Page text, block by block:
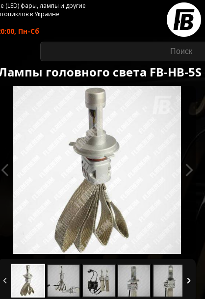
(LED) фары, лампы и другие
в Украине
Пн-Сб
головного света FB-HB-5S